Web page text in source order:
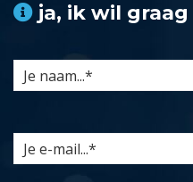
ja, ik wil